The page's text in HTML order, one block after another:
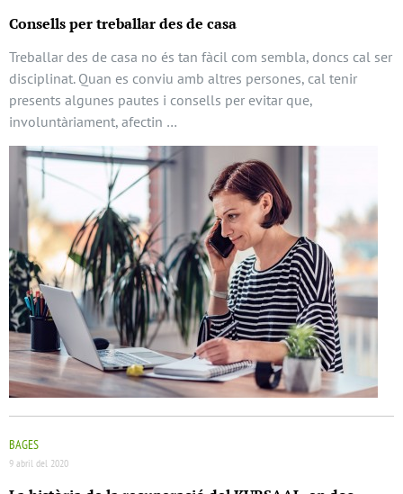
Consells per treballar des de casa
Treballar des de casa no és tan fàcil com sembla, doncs cal ser
disciplinat. Quan es conviu amb altres persones, cal tenir
presents algunes pautes i consells per evitar que,
involuntàriament, afectin …
BAGES
9 abril del 2020